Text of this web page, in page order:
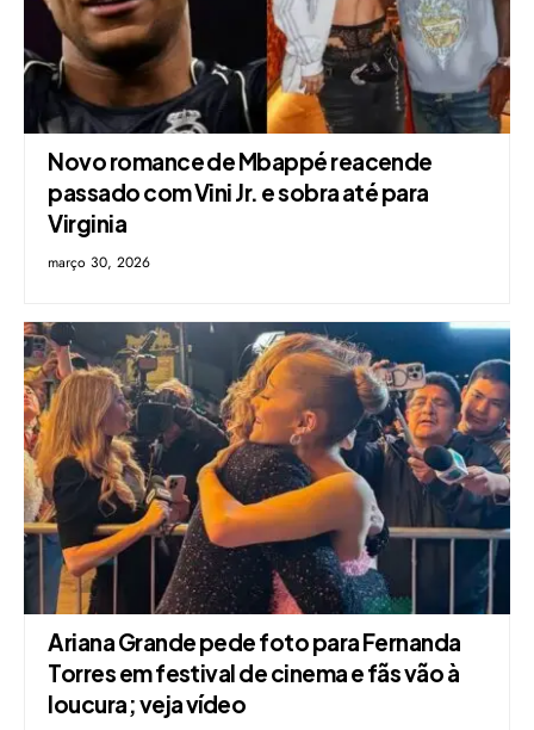
Novo romance de Mbappé reacende
passado com Vini Jr. e sobra até para
Virginia
março 30, 2026
Ariana Grande pede foto para Fernanda
Torres em festival de cinema e fãs vão à
loucura; veja vídeo